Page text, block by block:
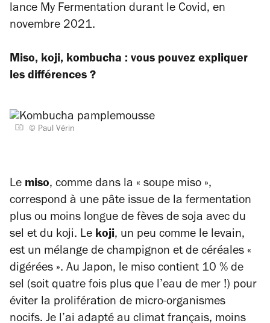
lance My Fermentation durant le Covid, en
novembre 2021.
Miso, koji, kombucha : vous pouvez expliquer
les différences ?
© Paul Vérin
Le miso, comme dans la « soupe miso »,
correspond à une pâte issue de la fermentation
plus ou moins longue de fèves de soja avec du
sel et du koji. Le koji, un peu comme le levain,
est un mélange de champignon et de céréales «
digérées ». Au Japon, le miso contient 10 % de
sel (soit quatre fois plus que l’eau de mer !) pour
éviter la prolifération de micro-organismes
nocifs. Je l’ai adapté au climat français, moins